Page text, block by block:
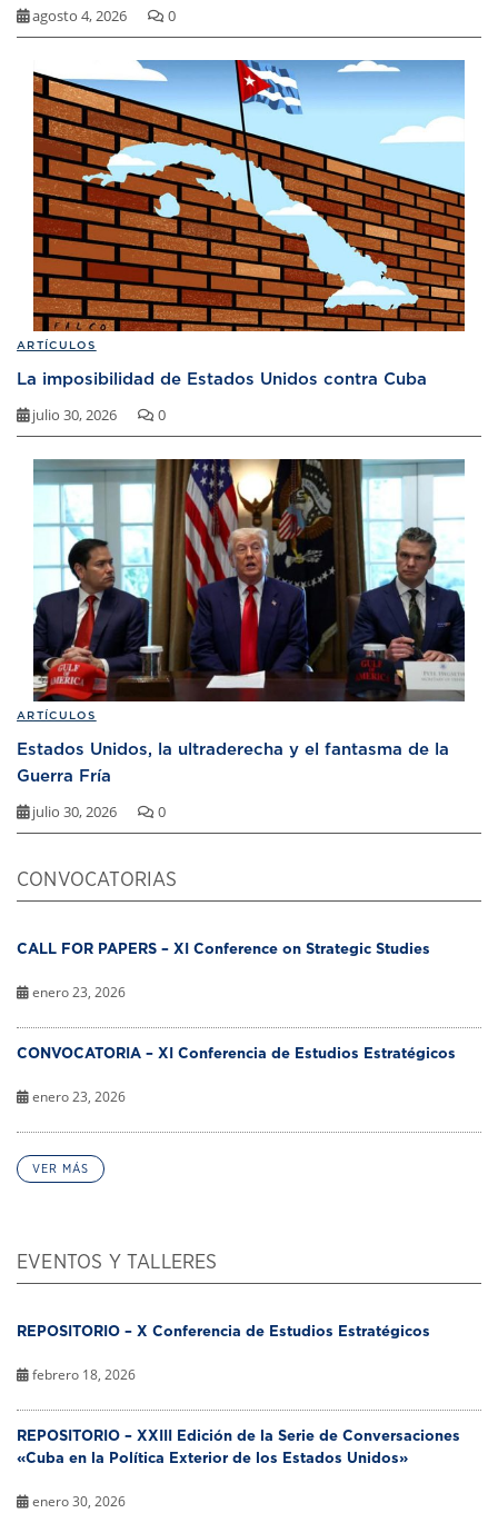
agosto 4, 2026 0
ARTÍCULOS
La imposibilidad de Estados Unidos contra Cuba
julio 30, 2026 0
ARTÍCULOS
Estados Unidos, la ultraderecha y el fantasma de la
Guerra Fría
julio 30, 2026 0
CONVOCATORIAS
CALL FOR PAPERS – XI Conference on Strategic Studies
enero 23, 2026
CONVOCATORIA – XI Conferencia de Estudios Estratégicos
enero 23, 2026
VER MÁS
EVENTOS Y TALLERES
REPOSITORIO – X Conferencia de Estudios Estratégicos
febrero 18, 2026
REPOSITORIO – XXIII Edición de la Serie de Conversaciones
«Cuba en la Política Exterior de los Estados Unidos»
enero 30, 2026